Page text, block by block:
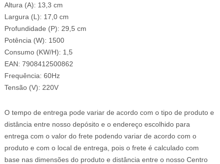
Altura (A): 13,3 cm
Largura (L): 17,0 cm
Profundidade (P): 29,5 cm
Potência (W): 1500
Consumo (KW/H): 1,5
EAN: 7908412500862
Frequência: 60Hz
Tensão (V): 220V
O tempo de entrega pode variar de acordo com o tipo de produto e
distância entre nosso depósito e o endereço escolhido para
entrega com o valor do frete podendo variar de acordo com o
produto e com o local de entrega, pois o frete é calculado com
base nas dimensões do produto e distância entre o nosso Centro